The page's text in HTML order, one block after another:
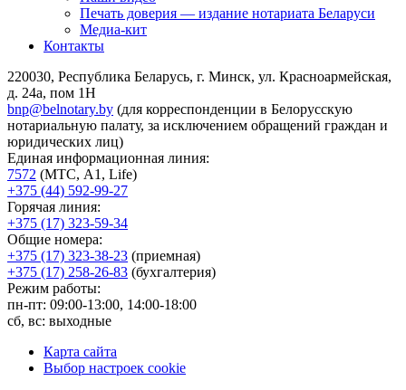
Печать доверия — издание нотариата Беларуси
Медиа-кит
Контакты
220030, Республика Беларусь, г. Минск, ул. Красноармейская,
д. 24а, пом 1Н
bnp@belnotary.by (для корреспонденции в Белорусскую
нотариальную палату, за исключением обращений граждан и
юридических лиц)
Единая информационная линия:
7572 (МТС, A1, Life)
+375 (44) 592-99-27
Горячая линия:
+375 (17) 323-59-34
Общие номера:
+375 (17) 323-38-23 (приемная)
+375 (17) 258-26-83 (бухгалтерия)
Режим работы:
пн-пт: 09:00-13:00, 14:00-18:00
сб, вс: выходные
Карта сайта
Выбор настроек cookie